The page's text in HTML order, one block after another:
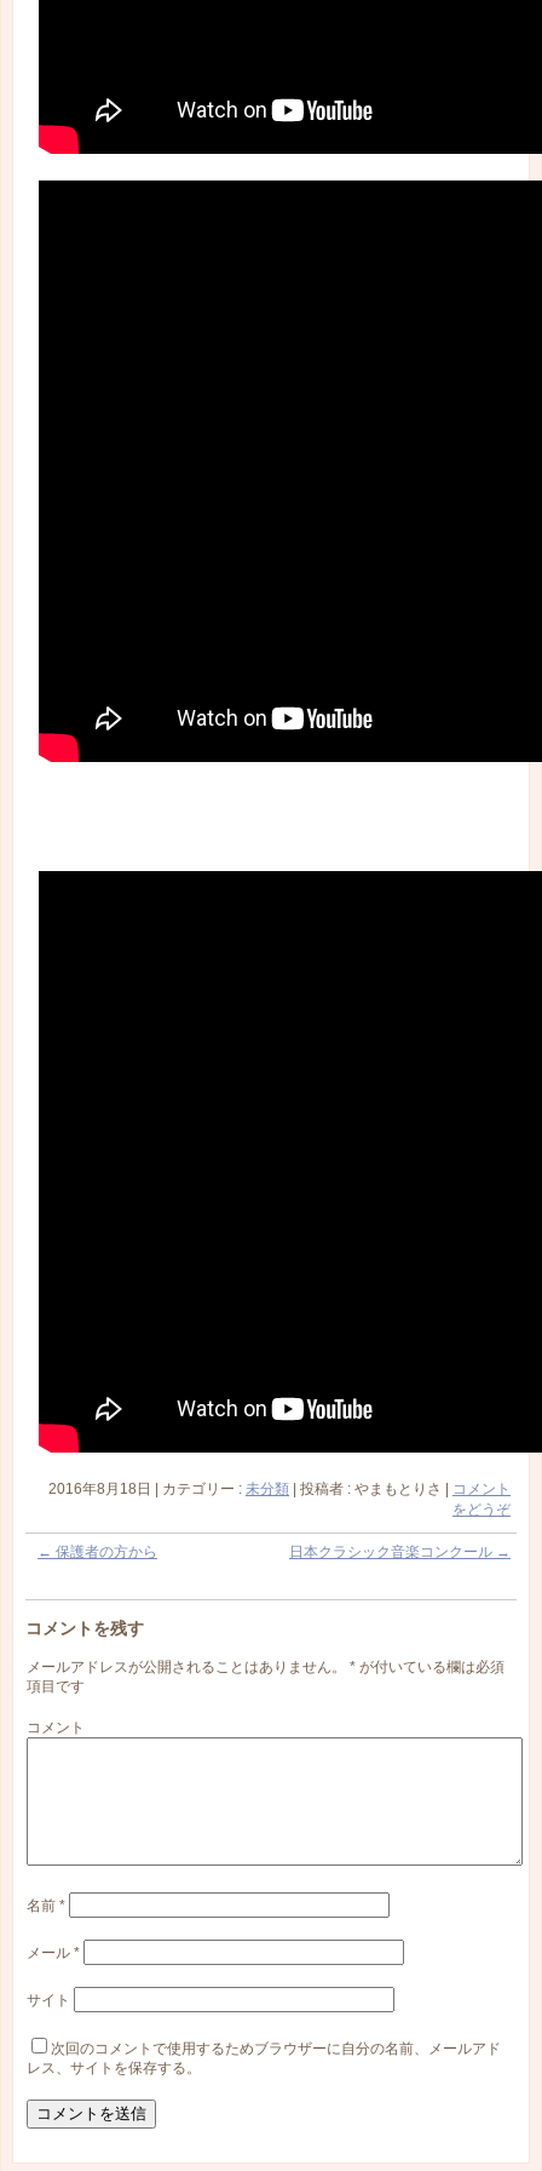
2016年8月18日 カテゴリー : 未分類 投稿者 : やまもとりさ
コメント
をどうぞ
← 保護者の方から 日本クラシック音楽コンクール →
コメントを残す
メールアドレスが公開されることはありません。 * が付いている欄は必須
項目です
コメント
名前*
メール*
サイト
次回のコメントで使用するためブラウザーに自分の名前、メールアド
レス、サイトを保存する。